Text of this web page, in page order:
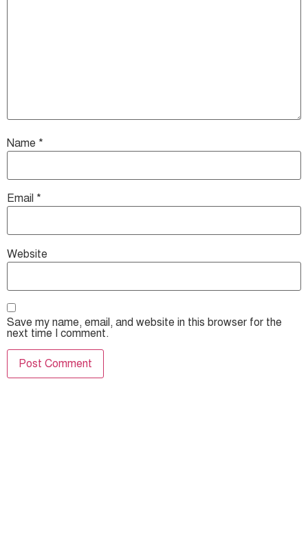
Name *
Email *
Website
Save my name, email, and website in this browser for the
next time I comment.